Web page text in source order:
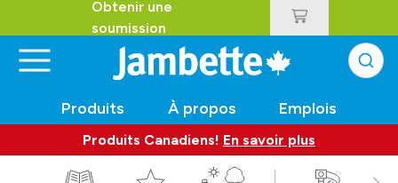
Obtenir une
soumission
Produits À propos Emplois
Produits Canadiens! En savoir plus